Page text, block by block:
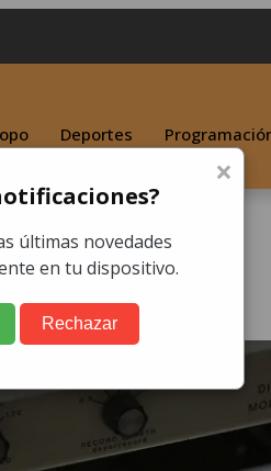
Deportes
×
últimas novedades
en tu dispositivo.
Rechazar